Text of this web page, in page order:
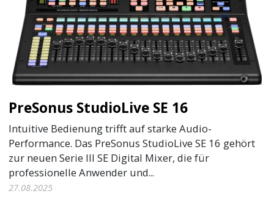
PreSonus StudioLive SE 16
Intuitive Bedienung trifft auf starke Audio-
Performance. Das PreSonus StudioLive SE 16 gehört
zur neuen Serie III SE Digital Mixer, die für
professionelle Anwender und...
27.08.2025